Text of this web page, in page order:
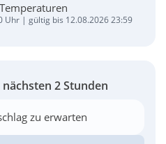
Uhr | gültig bis 12.08.2026 23:59
2 Stunden
zu erwarten